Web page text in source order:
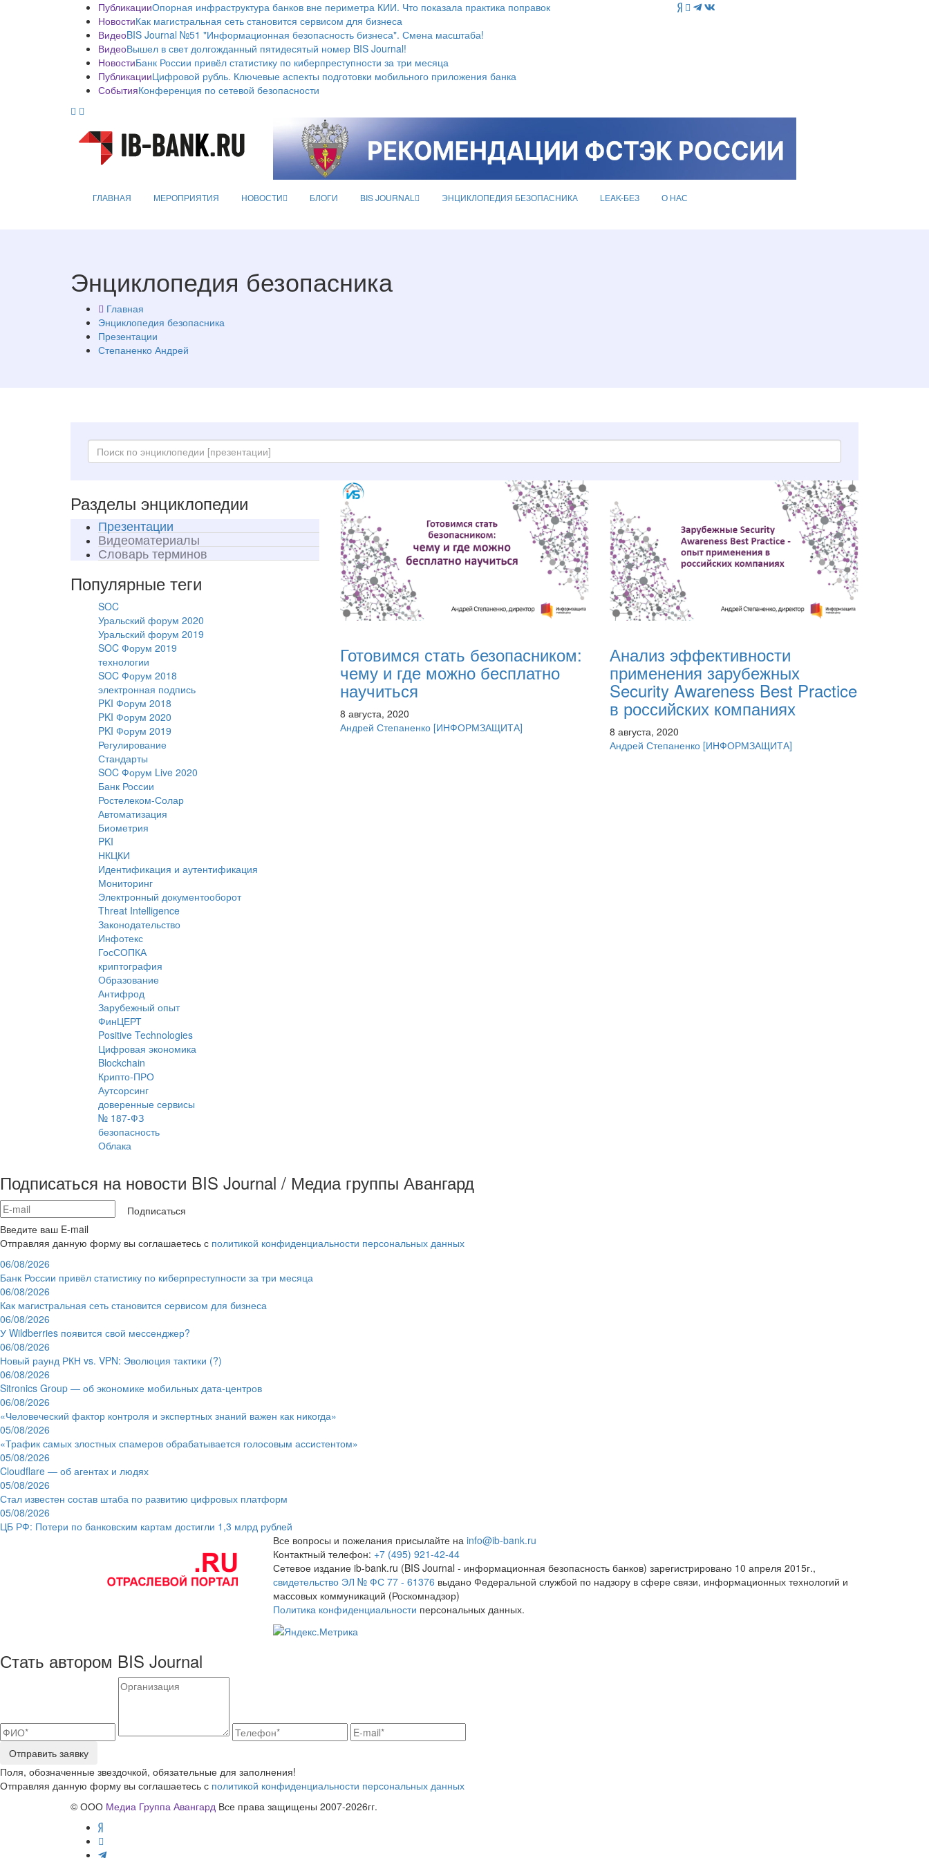
ПубликацииОпорная инфраструктура банков вне периметра КИИ. Что показала практика поправок
НовостиКак магистральная сеть становится сервисом для бизнеса
ВидеоBIS Journal №51 "Информационная безопасность бизнеса". Смена масштаба!
ВидеоВышел в свет долгожданный пятидесятый номер BIS Journal!
НовостиБанк России привёл статистику по киберпреступности за три месяца
ПубликацииЦифровой рубль. Ключевые аспекты подготовки мобильного приложения банка
СобытияКонференция по сетевой безопасности
ГЛАВНАЯ МЕРОПРИЯТИЯ НОВОСТИ БЛОГИ BIS JOURNAL ЭНЦИКЛОПЕДИЯ БЕЗОПАСНИКА LEAK-БЕЗ О НАС
Энциклопедия безопасника
Главная
Энциклопедия безопасника
Презентации
Степаненко Андрей
Разделы энциклопедии
Презентации
Видеоматериалы
Словарь терминов
Популярные теги
SOC
Уральский форум 2020
Уральский форум 2019
SOC Форум 2019
технологии
SOC Форум 2018
электронная подпись
PKI Форум 2018
PKI Форум 2020
PKI Форум 2019
Регулирование
Стандарты
SOC Форум Live 2020
Банк России
Ростелеком-Солар
Автоматизация
Биометрия
PKI
НКЦКИ
Идентификация и аутентификация
Мониторинг
Электронный документооборот
Threat Intelligence
Законодательство
Инфотекс
ГосСОПКА
криптография
Образование
Антифрод
Зарубежный опыт
ФинЦЕРТ
Positive Technologies
Цифровая экономика
Blockchain
Крипто-ПРО
Аутсорсинг
доверенные сервисы
№ 187-ФЗ
безопасность
Облака
Готовимся стать безопасником:
чему и где можно бесплатно
научиться
8 августа, 2020
Андрей Степаненко [ИНФОРМЗАЩИТА]
Анализ эффективности
применения зарубежных
Security Awareness Best Practice
в российских компаниях
8 августа, 2020
Андрей Степаненко [ИНФОРМЗАЩИТА]
Подписаться на новости BIS Journal / Медиа группы Авангард
Подписаться
Введите ваш E-mail
Отправляя данную форму вы соглашаетесь с политикой конфиденциальности персональных данных
06/08/2026
Банк России привёл статистику по киберпреступности за три месяца
06/08/2026
Как магистральная сеть становится сервисом для бизнеса
06/08/2026
У Wildberries появится свой мессенджер?
06/08/2026
Новый раунд РКН vs. VPN: Эволюция тактики (?)
06/08/2026
Sitronics Group — об экономике мобильных дата-центров
06/08/2026
«Человеческий фактор контроля и экспертных знаний важен как никогда»
05/08/2026
«Трафик самых злостных спамеров обрабатывается голосовым ассистентом»
05/08/2026
Cloudflare — об агентах и людях
05/08/2026
Стал известен состав штаба по развитию цифровых платформ
05/08/2026
ЦБ РФ: Потери по банковским картам достигли 1,3 млрд рублей
Все вопросы и пожелания присылайте на info@ib-bank.ru
Контактный телефон: +7 (495) 921-42-44
Сетевое издание ib-bank.ru (BIS Journal - информационная безопасность банков) зарегистрировано 10 апреля 2015г.,
свидетельство ЭЛ № ФС 77 - 61376 выдано Федеральной службой по надзору в сфере связи, информационных технологий и
массовых коммуникаций (Роскомнадзор)
Политика конфиденциальности персональных данных.
Стать автором BIS Journal
Отправить заявку
Поля, обозначенные звездочкой, обязательные для заполнения!
Отправляя данную форму вы соглашаетесь с политикой конфиденциальности персональных данных
© ООО Медиа Группа Авангард Все права защищены 2007-2026гг.